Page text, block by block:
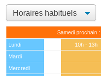
Samedi prochain :
Lundi 10h - 13h
Mardi
Mercredi